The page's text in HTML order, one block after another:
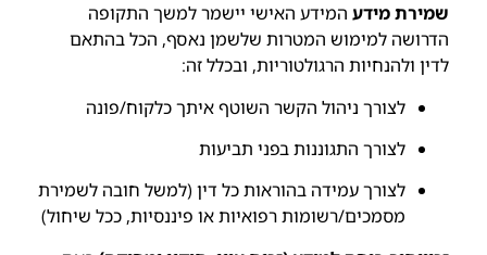
שמירת מידע המידע האישי יישמר למשך התקופה
הדרושה למימוש המטרות שלשמן נאסף, הכל בהתאם
לדין ולהנחיות הרגולטוריות, ובכלל זה:
לצורך ניהול הקשר השוטף איתך כלקוח/פונה
לצורך התגוננות בפני תביעות
לצורך עמידה בהוראות כל דין (למשל חובה לשמירת
מסמכים/רשומות רפואיות או פיננסיות, ככל שיחול)